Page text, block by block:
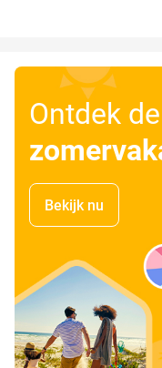
Ontdek
Bekijk nu